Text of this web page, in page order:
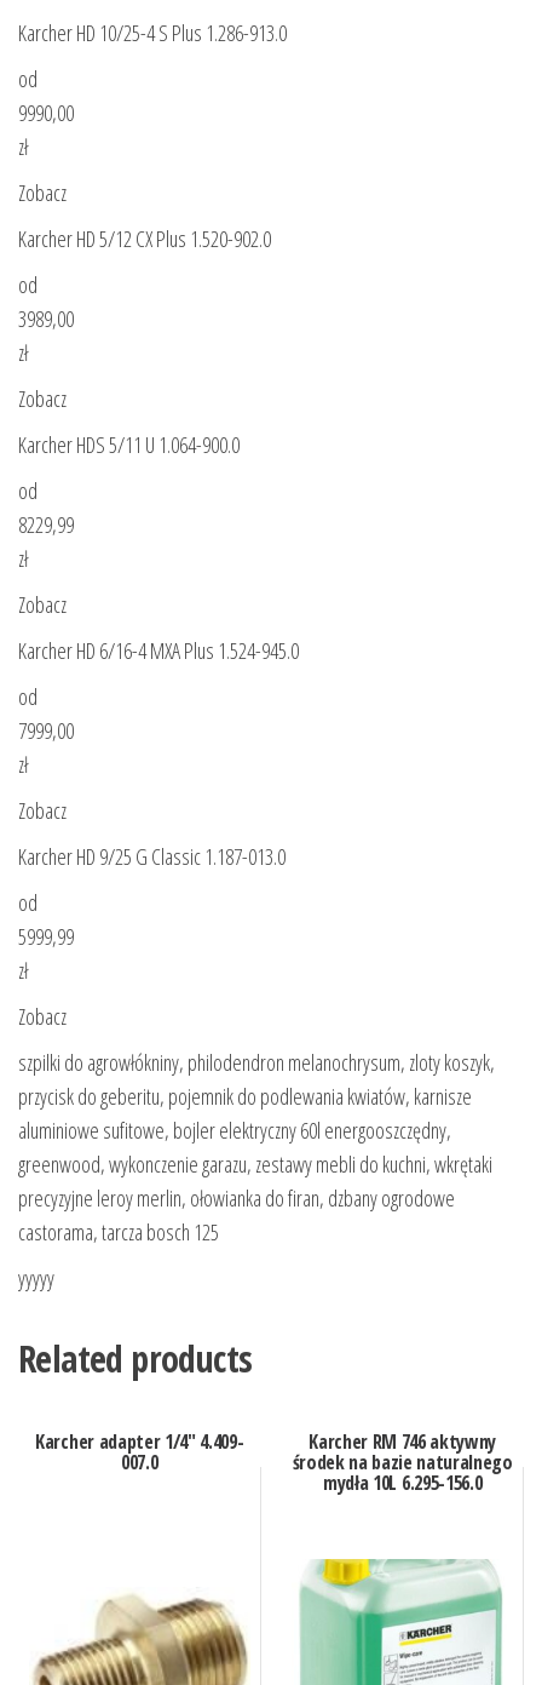
Karcher HD 10/25-4 S Plus 1.286-913.0
od
9990,00
zł
Zobacz
Karcher HD 5/12 CX Plus 1.520-902.0
od
3989,00
zł
Zobacz
Karcher HDS 5/11 U 1.064-900.0
od
8229,99
zł
Zobacz
Karcher HD 6/16-4 MXA Plus 1.524-945.0
od
7999,00
zł
Zobacz
Karcher HD 9/25 G Classic 1.187-013.0
od
5999,99
zł
Zobacz
szpilki do agrowłókniny, philodendron melanochrysum, zloty koszyk,
przycisk do geberitu, pojemnik do podlewania kwiatów, karnisze
aluminiowe sufitowe, bojler elektryczny 60l energooszczędny,
greenwood, wykonczenie garazu, zestawy mebli do kuchni, wkrętaki
precyzyjne leroy merlin, ołowianka do firan, dzbany ogrodowe
castorama, tarcza bosch 125
yyyyy
Related products
Karcher adapter 1/4″ 4.409-
007.0
Karcher RM 746 aktywny
środek na bazie naturalnego
mydła 10L 6.295-156.0